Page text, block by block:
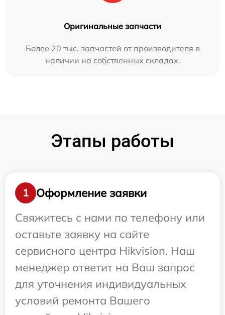
Оригинальные запчасти
Более 20 тыс. запчастей от производителя в
наличии на собственных складах.
Этапы работы
1
Оформление заявки
Свяжитесь с нами по телефону или
оставьте заявку на сайте
сервисного центра Hikvision. Наш
менеджер ответит на Ваш запрос
для уточнения индивидуальных
условий ремонта Вашего